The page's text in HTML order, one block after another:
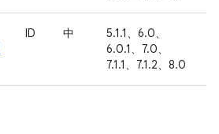
ID 中
5.1.1、6.0、
6.0.1、7.0、
7.1.1、7.1.2、8.0